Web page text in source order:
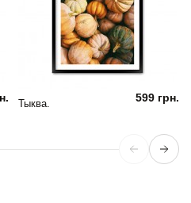
Тыква. 599 грн.